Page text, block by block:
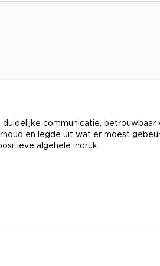
communicatie,
en legde uit wat er moest
algehele indruk.